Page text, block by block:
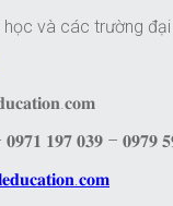
và các trường
𝟎𝟗𝟕𝟏 𝟏𝟗𝟕 𝟎𝟑𝟗 – 𝟎𝟗𝟕𝟗